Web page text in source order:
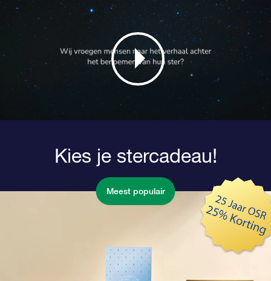
Kies je stercadeau!
Meest populair